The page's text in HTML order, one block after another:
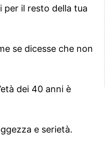
per il resto della tua
se dicesse che non
dei 40 anni è
e serietà.